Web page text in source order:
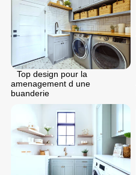
Top design pour la
amenagement d une
buanderie